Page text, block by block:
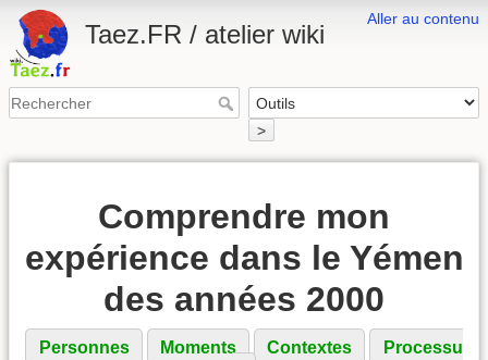
Aller au contenu
Taez.FR / atelier wiki
>
Comprendre mon
expérience dans le Yémen
des années 2000
Personnes Moments Contextes
Processu